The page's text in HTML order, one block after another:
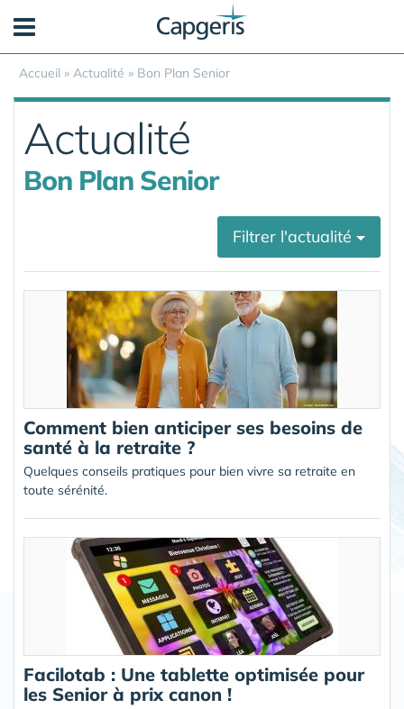
Accueil » Actualité » Bon Plan Senior
Actualité
Bon Plan Senior
Filtrer l'actualité
Comment bien anticiper ses besoins de
santé à la retraite ?
Quelques conseils pratiques pour bien vivre sa retraite en
toute sérénité.
Facilotab : Une tablette optimisée pour
les Senior à prix canon !